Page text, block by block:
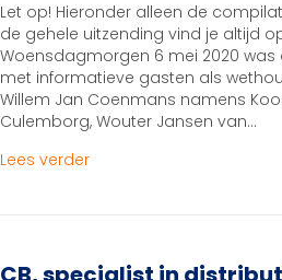
Let op! Hieronder alleen de
de gehele uitzending vind je altijd
Woensdagmorgen 6 mei 2020
met informatieve gasten als
Willem Jan Coenmans namens
Culemborg, Wouter Jansen van…
Lees verderabout Studio KCB –